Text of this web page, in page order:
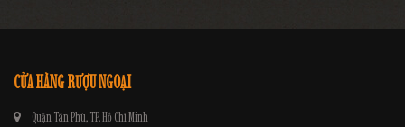
CỬA HÀNG RƯỢU NGOẠI
Quận Tân Phú, TP. Hồ Chí Minh